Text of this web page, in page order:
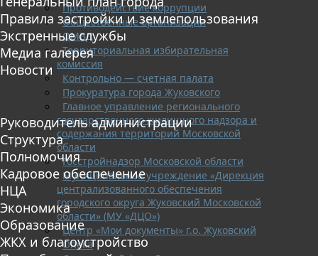
Противодействие коррупции
Общественные организации
ОМВД
Территориальная избирательная
комиссия
Контрольно — счетная палата
Прокуратура города Жуковского
Главное управление регионального
государственного жилищного надзора и
содержания территорий Московской
области
Госстройнадзор Московской области
Муниципальное учреждение «Дирекция
централизованного обеспечения
городского округа Жуковский Московской
области» (МУ «ДЦО»)
Центр «Мои документы» г.о. Жуковский
Опека
Правила застройки и землепользования
Экстренные службы
Медиа галерея
Новости
Руководитель администрации
Структура
Полномочия
Кадровое обеспечение
НЦА
Экономика
Образование
ЖКХ и благоустройство